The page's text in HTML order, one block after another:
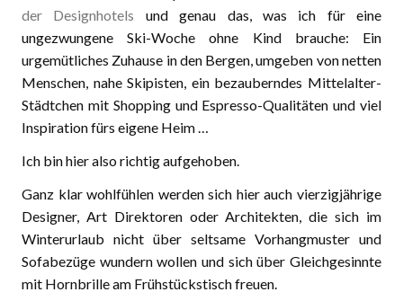
der Designhotels und genau das, was ich für eine
ungezwungene Ski-Woche ohne Kind brauche: Ein
urgemütliches Zuhause in den Bergen, umgeben von netten
Menschen, nahe Skipisten, ein bezauberndes Mittelalter-
Städtchen mit Shopping und Espresso-Qualitäten und viel
Inspiration fürs eigene Heim …
Ich bin hier also richtig aufgehoben.
Ganz klar wohlfühlen werden sich hier auch vierzigjährige
Designer, Art Direktoren oder Architekten, die sich im
Winterurlaub nicht über seltsame Vorhangmuster und
Sofabezüge wundern wollen und sich über Gleichgesinnte
mit Hornbrille am Frühstückstisch freuen.